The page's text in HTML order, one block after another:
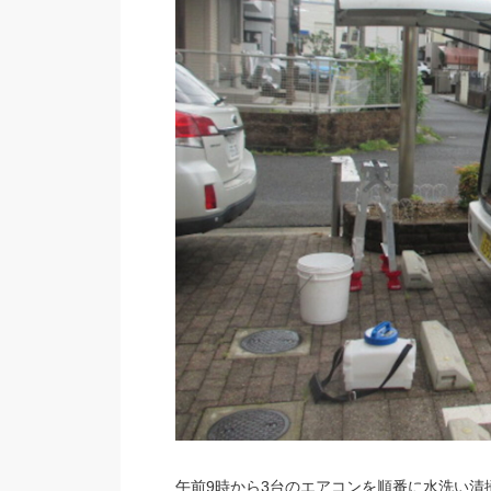
午前9時から3台のエアコンを順番に水洗い清